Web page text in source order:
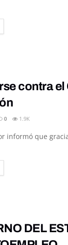
contra el
0 1.9K
informó que
DEL